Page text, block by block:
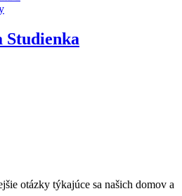
Studienka
otázky týkajúce sa našich domov a